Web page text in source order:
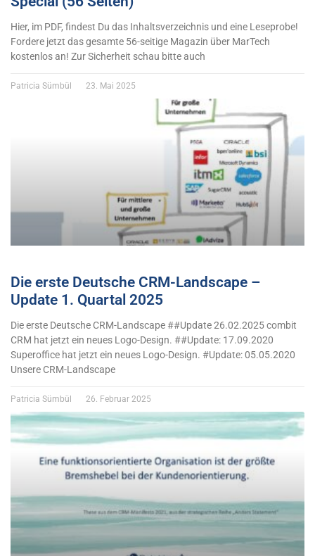
Hier, im PDF, findest Du das Inhaltsverzeichnis und eine Leseprobe!
Fordere jetzt das gesamte 56-seitige Magazin über MarTech
kostenlos an! Zur Sicherheit schau bitte auch
Patricia Sümbül 23. Mai 2025
Die erste Deutsche CRM-Landscape –
Update 1. Quartal 2025
Die erste Deutsche CRM-Landscape ##Update 26.02.2025 combit
CRM hat jetzt ein neues Logo-Design. ##Update: 17.09.2020
Superoffice hat jetzt ein neues Logo-Design. #Update: 05.05.2020
Unsere CRM-Landscape
Patricia Sümbül 26. Februar 2025